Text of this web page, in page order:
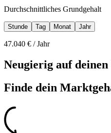
Durchschnittliches Grundgehalt
Stunde Tag Monat Jahr
47.040 € /Jahr
Neugierig auf
Finde dein